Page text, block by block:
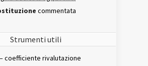
commentata
Strumenti utili
– coefficiente rivalutazione